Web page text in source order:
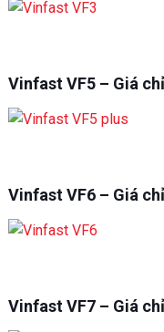
Vinfast VF5 – Giá
Vinfast VF6 – Giá
Vinfast VF7 – Giá